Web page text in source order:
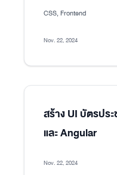
CSS, Frontend
Nov. 22, 2024
สร้าง UI บัตรปร
และ Angular
Nov. 22, 2024